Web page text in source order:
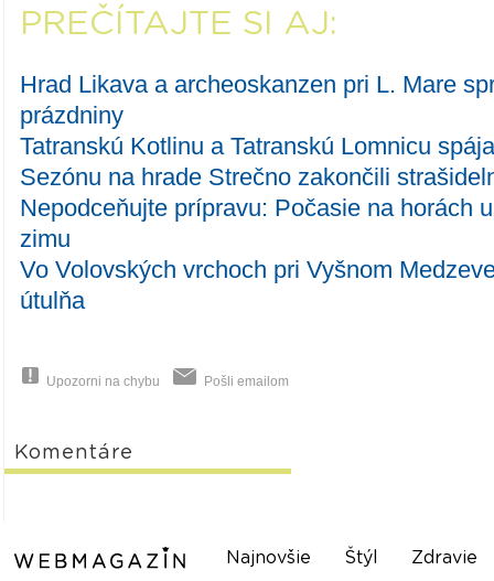
PREČÍTAJTE SI AJ:
Hrad Likava a archeoskanzen pri L. Mare
prázdniny
Tatranskú Kotlinu a Tatranskú Lomnicu
Sezónu na hrade Strečno zakončili
Nepodceňujte prípravu: Počasie na horách
zimu
Vo Volovských vrchoch pri Vyšnom
útulňa
Upozorni na chybu Pošli emailom
Komentáre
Najnovšie Štýl Zdravie